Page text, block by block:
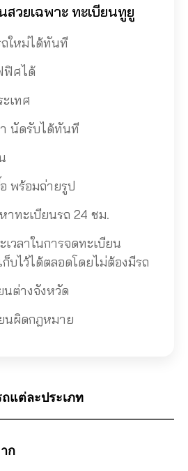
สวยเฉพาะ ทะเบียนทูยู
ใหม่ได้ทันที
ฟิศได้
เทศ
นัดรับได้ทันที
พร้อมถ่ายรูป
ทะเบียนรถ 24 ชม.
วลาในการจดทะเบียน
บไว้ได้ตลอดโดยไม่ต้องมีรถ
นต่างจังหวัด
นผิดกฎหมาย
แต่ละประเภท
ก